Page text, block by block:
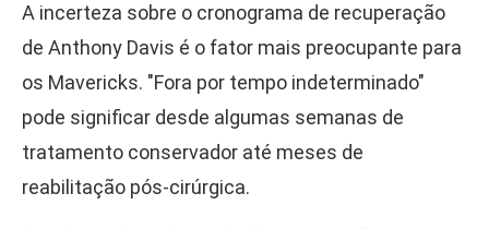
A incerteza sobre o cronograma de recuperação
de Anthony Davis é o fator mais preocupante para
os Mavericks. "Fora por tempo indeterminado"
pode significar desde algumas semanas de
tratamento conservador até meses de
reabilitação pós-cirúrgica.